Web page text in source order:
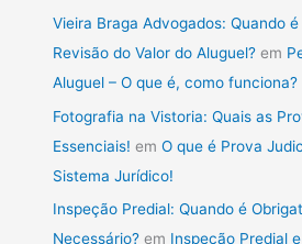
Vieira Braga Advogados: Quando
Revisão do Valor do Aluguel? em
Aluguel – O que é, como funciona?
Fotografia na Vistoria: Quais as
Essenciais! emO que é Prova
Sistema Jurídico!
Inspeção Predial: Quando é
Necessário? em Inspeção Predial